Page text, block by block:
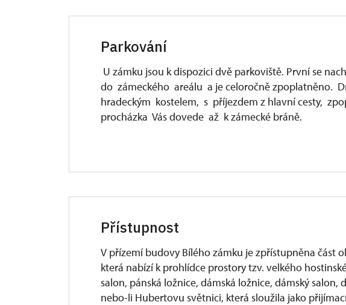
Parkování
U zámku jsou k dispozici dvě parkoviště. První se
do zámeckého areálu a je celoročně zpoplatněno.
hradeckým kostelem, s příjezdem z hlavní cesty,
procházka Vás dovede až k zámecké bráně.
Přístupnost
V přízemí budovy Bílého zámku je zpřístupněna část
která nabízí k prohlídce prostory tzv. velkého
salon, pánská ložnice, dámská ložnice, dámský salon,
nebo-li Hubertovu světnici, která sloužila jako